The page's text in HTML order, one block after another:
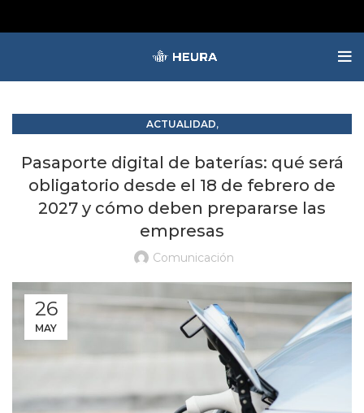
ACTUALIDAD,
Pasaporte digital de baterías: qué será
obligatorio desde el 18 de febrero de
2027 y cómo deben prepararse las
empresas
Comunicación
26
MAY